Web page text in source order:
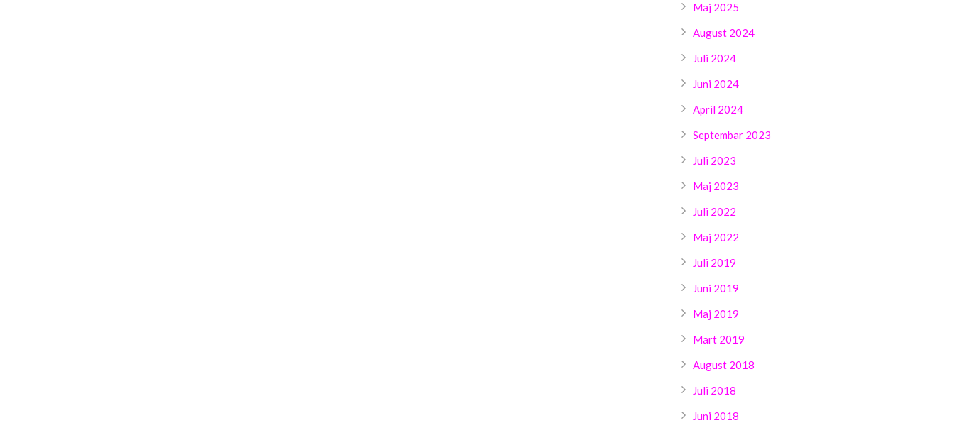
Maj 2025
August 2024
Juli 2024
Juni 2024
April 2024
Septembar 2023
Juli 2023
Maj 2023
Juli 2022
Maj 2022
Juli 2019
Juni 2019
Maj 2019
Mart 2019
August 2018
Juli 2018
Juni 2018